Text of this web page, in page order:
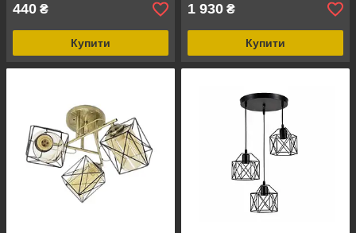
440 ₴
Купити
1 930 ₴
Купити